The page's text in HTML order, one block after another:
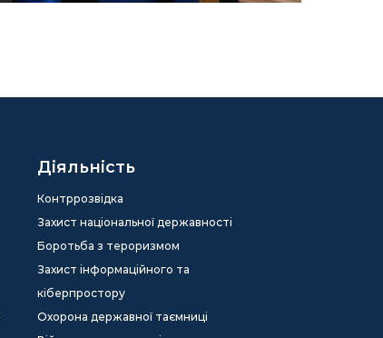
Діяльність
Контррозвідка
Захист національної державності
Боротьба з тероризмом
Захист інформаційного та
кіберпростору
Охорона державної таємниці